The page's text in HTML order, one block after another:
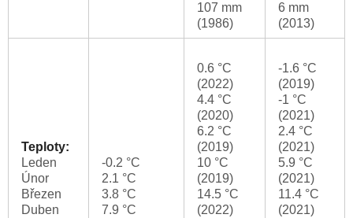
107 mm
(1986)
6 mm
(2013)
Teploty:
Leden
Únor
Březen
Duben
-0.2 °C
2.1 °C
3.8 °C
7.9 °C
0.6 °C
(2022)
4.4 °C
(2020)
6.2 °C
(2019)
10 °C
(2019)
14.5 °C
(2022)
-1.6 °C
(2019)
-1 °C
(2021)
2.4 °C
(2021)
5.9 °C
(2021)
11.4 °C
(2021)